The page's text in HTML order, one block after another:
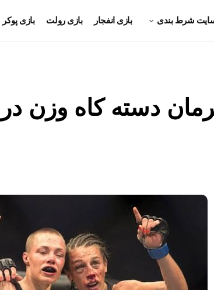
سایت شرط بندی بازی انفجار بازی رولت بازی پوکر
دسته کاه‌ وزن